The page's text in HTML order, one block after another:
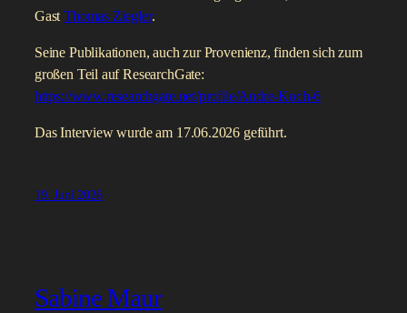
GastThomas Ziegler.
Seine Publikationen, auch zur Provenienz, finden sich zum
großen Teil auf ResearchGate:
https://www.researchgate.net/profile/Andre-Koch-6
Das Interview wurde am 17.06.2026 geführt.
19. Juni 2026
Sabine Maur